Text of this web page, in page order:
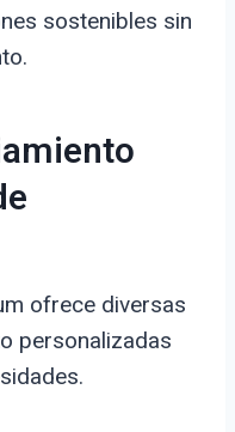
sostenibles sin
ofrece diversas
personalizadas